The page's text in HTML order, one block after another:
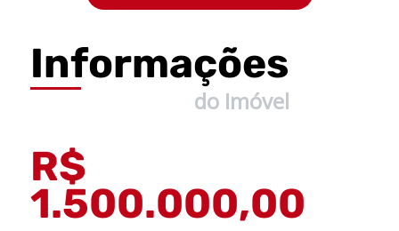
Informações
do Imóvel
R$
1.500.000,00